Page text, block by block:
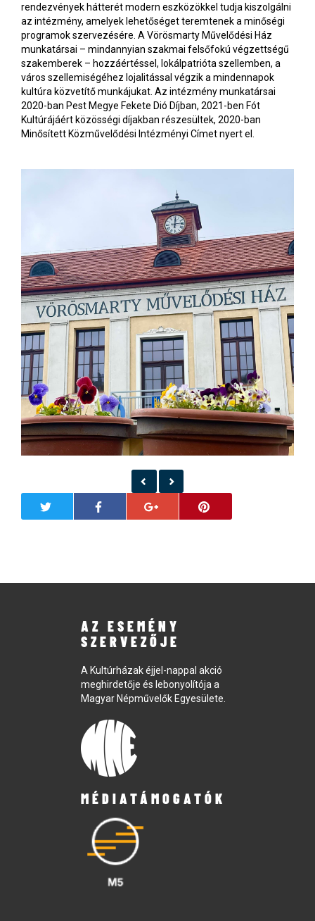
rendezvények hátterét modern eszközökkel tudja kiszolgálni
az intézmény, amelyek lehetőséget teremtenek a minőségi
programok szervezésére. A Vörösmarty Művelődési Ház
munkatársai – mindannyian szakmai felsőfokú végzettségű
szakemberek – hozzáértéssel, lokálpatrióta szellemben, a
város szellemiségéhez lojalitással végzik a mindennapok
kultúra közvetítő munkájukat. Az intézmény munkatársai
2020-ban Pest Megye Fekete Dió Díjban, 2021-ben Fót
Kultúrájáért közösségi díjakban részesültek, 2020-ban
Minősített Közművelődési Intézményi Címet nyert el.
AZ ESEMÉNY
SZERVEZŐJE
A Kultúrházak éjjel-nappal akció
meghirdetője és lebonyolítója a
Magyar Népművelők Egyesülete.
MÉDIATÁMOGATÓK